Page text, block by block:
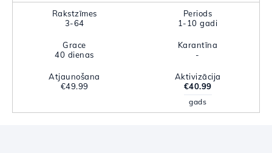
Rakstzīmes
3-64
Periods
1-10 gadi
Grace
40 dienas
Karantīna
-
Atjaunošana
€49.99
Aktivizācija
€40.99
gads